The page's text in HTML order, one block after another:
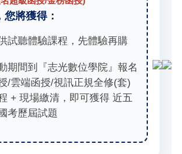
您將獲得：
試聽體驗課程，先體驗再購
期間到『志光數位學院』報名
/雲端函授/視訊正規全修(套)
+ 現場繳清，即可獲得 近五
考歷屆試題